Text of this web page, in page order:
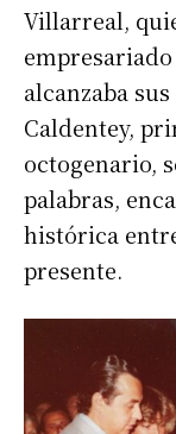
Villarreal,
alcanzaba
Caldentey,
octogenario,
palabras,
histórica
presente.